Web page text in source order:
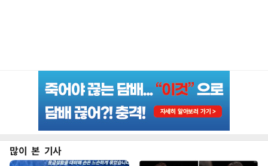
많이 본 기사